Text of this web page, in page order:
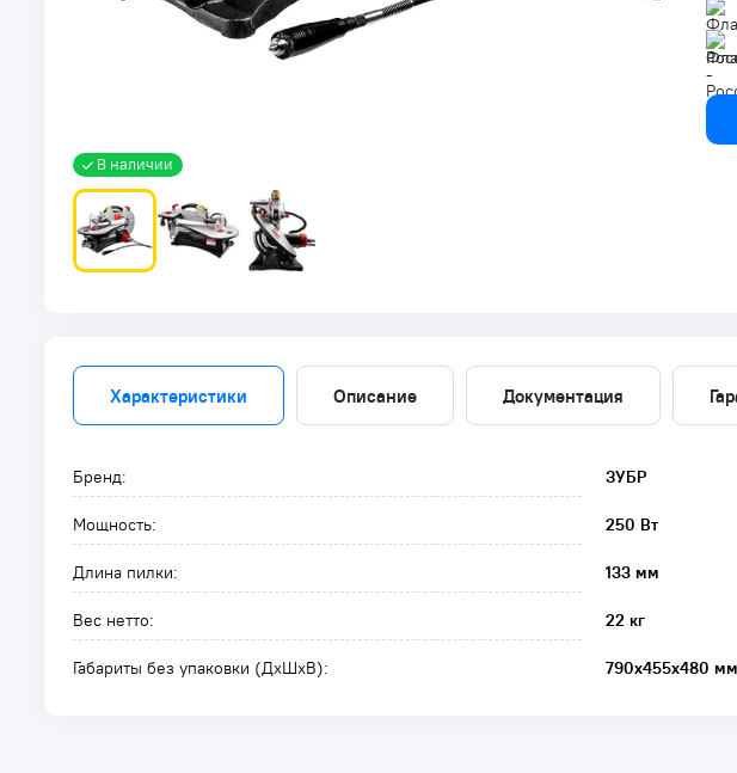
В наличии
Характеристики Описание Документация
Бренд: ЗУБР
Мощность: 250 Вт
Длина пилки: 133 мм
Вес нетто: 22 кг
Габариты без упаковки (ДxШxВ): 790х455х480 мм